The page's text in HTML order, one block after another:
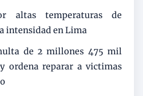
altas temperaturas de
intensidad en Lima
de 2 millones 475 mil
ordena reparar a victimas